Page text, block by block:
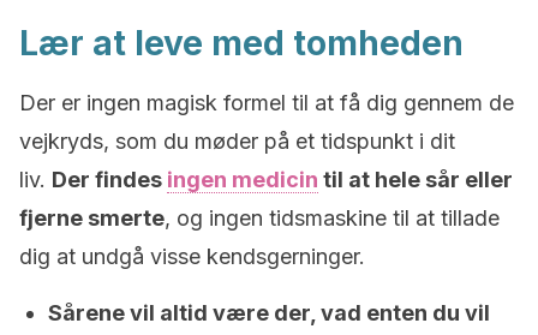
Lær at leve med tomheden
Der er ingen magisk formel til at få dig gennem de
vejkryds, som du møder på et tidspunkt i dit
liv. Der findes ingen medicin til at hele sår eller
fjerne smerte, og ingen tidsmaskine til at tillade
dig at undgå visse kendsgerninger.
Sårene vil altid være der, vad enten du vil